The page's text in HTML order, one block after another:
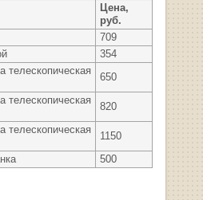
Цена,
руб.
709
354
телескопическая
650
телескопическая
820
телескопическая
1150
500